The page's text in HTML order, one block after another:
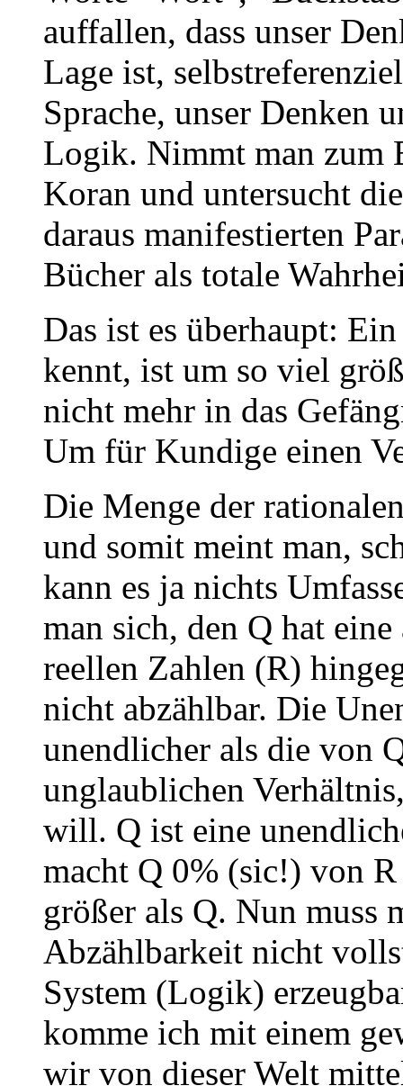
auffallen, dass unser
Lage ist,
Sprache, unser Denken
Logik. Nimmt man zum
Koran und untersucht
daraus manifestierten
Bücher als totale
Das ist es überhaupt:
kennt, ist um so viel
nicht mehr in das
Um für Kundige einen
Die Menge der
und somit meint man,
kann es ja nichts
man sich, den Q hat
reellen Zahlen (R)
nicht abzählbar. Die
unendlicher als die von
unglaublichen
will. Q ist eine
macht Q 0% (sic!) von
größer als Q. Nun muss
Abzählbarkeit nicht
System (Logik)
komme ich mit einem
wir von dieser Welt